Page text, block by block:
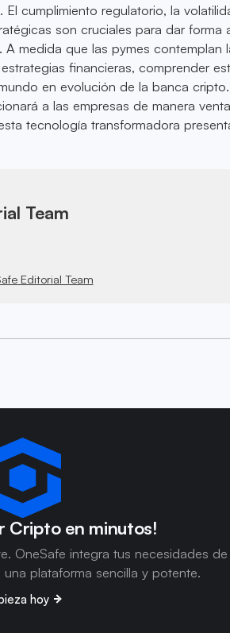
cumplimiento regulatorio, la
son cruciales para dar forma
medida que las pymes contemplan
financieras, comprender
en evolución de la banca cripto.
a las empresas de manera
tecnología transformadora
Team
Editorial Team
Cripto en minutos!
OneSafe integra tus necesidades de
plataforma sencilla y potente.
hoy